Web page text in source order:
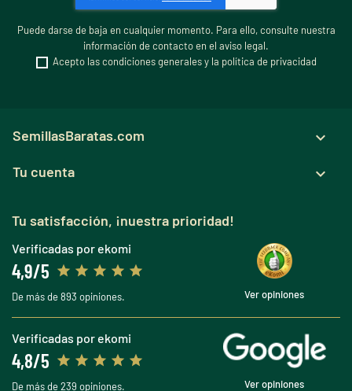
Puede darse de baja en cualquier momento. Para ello, consulte nuestra
información de contacto en el aviso legal.
Acepto las condiciones generales y la política de privacidad
SemillasBaratas.com 
Tu cuenta 
Tu satisfacción, ¡nuestra prioridad!
Verificadas por ekomi
4,9/5
De más de 893 opiniones. Ver opiniones
Verificadas por ekomi
4,8/5
De más de 239 opiniones. Ver opiniones